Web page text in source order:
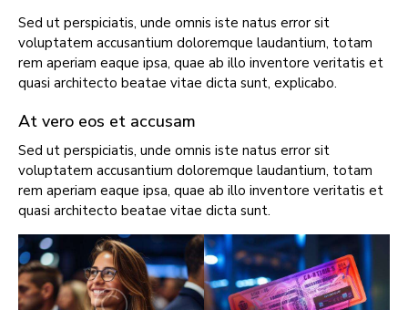
Sed ut perspiciatis, unde omnis iste natus error sit
voluptatem accusantium doloremque laudantium, totam
rem aperiam eaque ipsa, quae ab illo inventore veritatis et
quasi architecto beatae vitae dicta sunt, explicabo.
At vero eos et accusam
Sed ut perspiciatis, unde omnis iste natus error sit
voluptatem accusantium doloremque laudantium, totam
rem aperiam eaque ipsa, quae ab illo inventore veritatis et
quasi architecto beatae vitae dicta sunt.